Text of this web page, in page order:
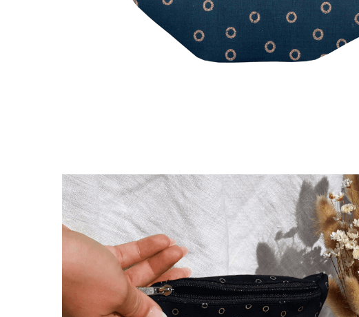
Petite Lanière
Amovible bleu
marine
7,50 €
Petite Lanière
Amovible lin doré
7,50 €